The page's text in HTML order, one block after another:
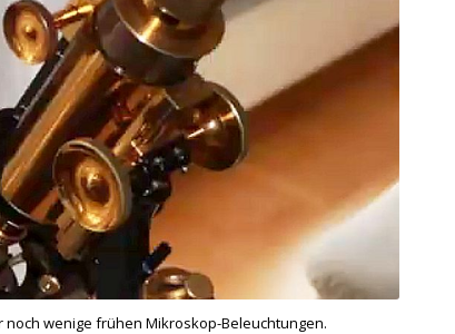
wenige frühen Mikroskop-Beleuchtungen.